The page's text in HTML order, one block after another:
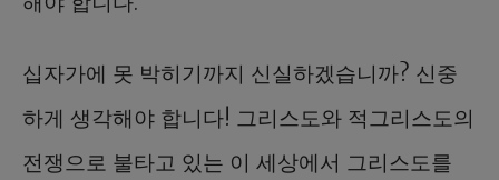
십자가에 못 박히기까지 신실하겠습니까? 신중
하게 생각해야 합니다! 그리스도와 적그리스도의
전쟁으로 불타고 있는 이 세상에서 그리스도를